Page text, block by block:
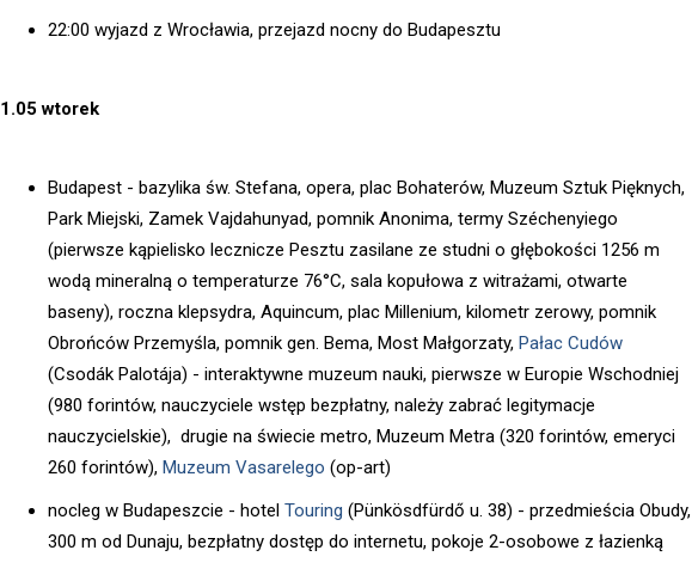
22:00 wyjazd z Wrocławia, przejazd nocny do Budapesztu
1.05 wtorek
Budapest - bazylika św. Stefana, opera, plac Bohaterów, Muzeum Sztuk Pięknych,
Park Miejski, Zamek Vajdahunyad, pomnik Anonima, termy Széchenyiego
(pierwsze kąpielisko lecznicze Pesztu zasilane ze studni o głębokości 1256 m
wodą mineralną o temperaturze 76°C, sala kopułowa z witrażami, otwarte
baseny), roczna klepsydra, Aquincum, plac Millenium, kilometr zerowy, pomnik
Obrońców Przemyśla, pomnik gen. Bema, Most Małgorzaty, Pałac Cudów
(Csodák Palotája) - interaktywne muzeum nauki, pierwsze w Europie Wschodniej
(980 forintów, nauczyciele wstęp bezpłatny, należy zabrać legitymacje
nauczycielskie), drugie na świecie metro, Muzeum Metra (320 forintów, emeryci
260 forintów), Muzeum Vasarelego (op-art)
nocleg w Budapeszcie - hotel Touring (Pünkösdfürdő u. 38) - przedmieścia Obudy,
300 m od Dunaju, bezpłatny dostęp do internetu, pokoje 2-osobowe z łazienką